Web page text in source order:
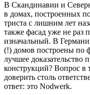
В Скандинавии и
в домах, построенных
триста с лишним лет
также фасад уже не раз
изначальный. В
(!) домов построены по
лучшее доказательство
конструкций? Вопрос в
доверить столь
ответ: это Nodwerk.